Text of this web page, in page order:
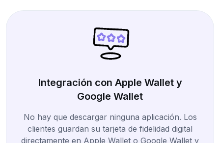
Integración con Apple Wallet y
Google Wallet
No hay que descargar ninguna aplicación. Los
clientes guardan su tarjeta de fidelidad digital
directamente en Apple Wallet o Google Wallet y